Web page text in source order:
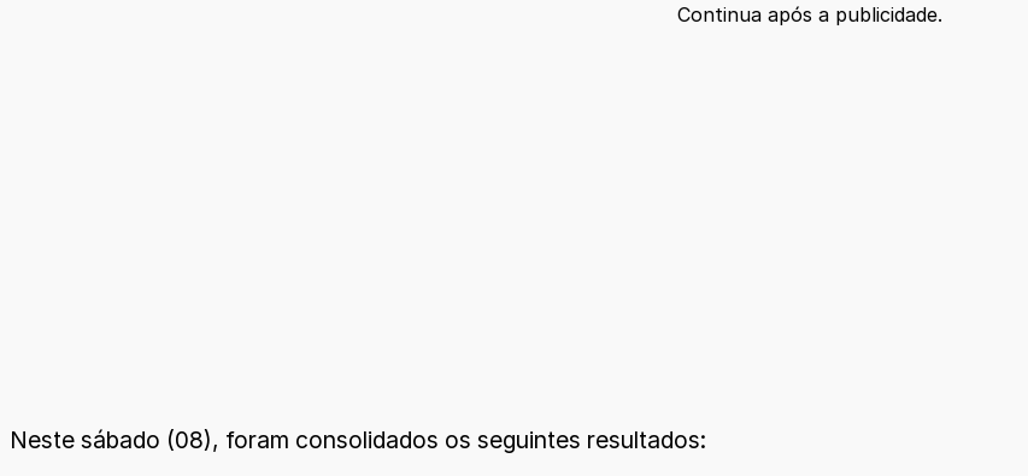
Continua após a publicidade.
Neste sábado (08), foram consolidados os seguintes resultados: